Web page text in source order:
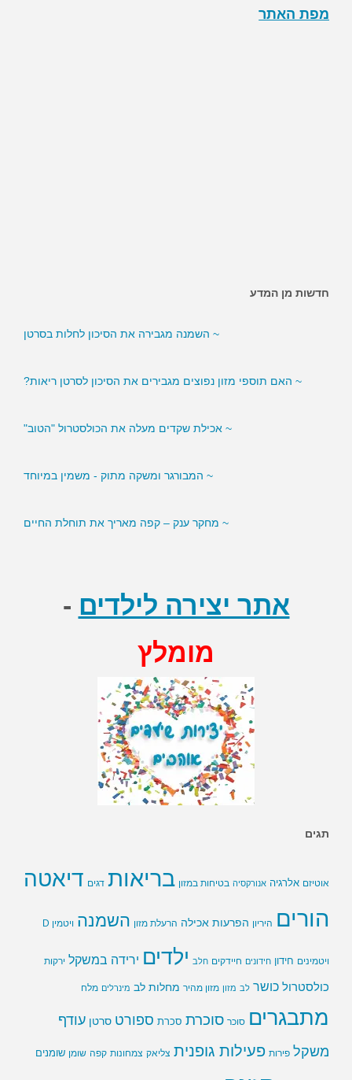
מפת האתר
חדשות מן המדע
~ השמנה מגבירה את הסיכון לחלות בסרטן
~ האם תוספי מזון נפוצים מגבירים את הסיכון לסרטן ריאות?
~ אכילת שקדים מעלה את הכולסטרול "הטוב"
~ המבורגר ומשקה מתוק - משמין במיוחד
~ מחקר ענק – קפה מאריך את תוחלת החיים
אתר יצירה לילדים -
מומלץ
תגים
אוטיזם אלרגיה אנורקסיה בטיחות במזון בריאות דגים דיאטה
הורים היריון הפרעות אכילה הרעלת מזון השמנה ויטמין D
ויטמינים חידון חידונים חיידקים חלב ילדים ירידה במשקל ירקות
כולסטרול כושר לב מזון מזון מהיר מחלות לב מינרלים מלח
מתבגרים סוכר סוכרת סכרת ספורט סרטן עודף
משקל פירות פעילות גופנית צליאק צמחונות קפה שומן שומנים